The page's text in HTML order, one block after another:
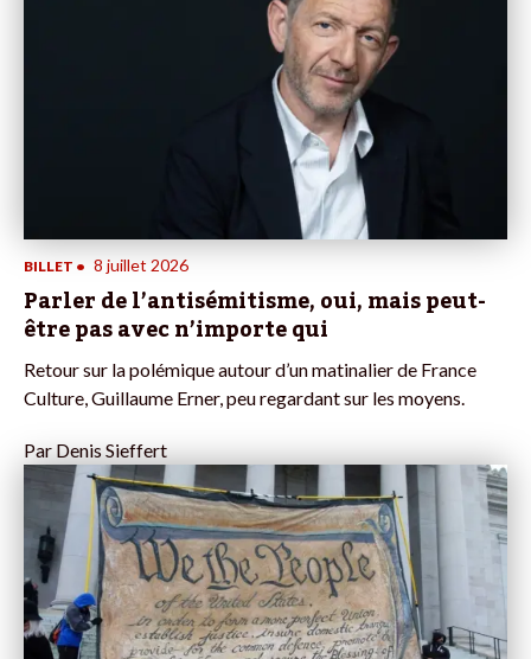
BILLET • 8 juillet 2026
Parler de l’antisémitisme, oui, mais peut-
être pas avec n’importe qui
Retour sur la polémique autour d’un matinalier de France
Culture, Guillaume Erner, peu regardant sur les moyens.
Par Denis Sieffert